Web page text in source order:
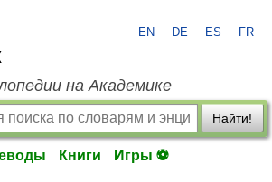
EN DE ES FR
на Академике
Найти!
Книги Игры ⚽